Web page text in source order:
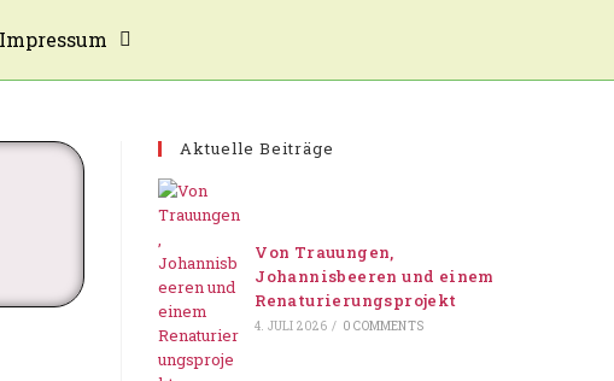
Impressum
Aktuelle Beiträge
Von Trauungen,
Johannisbeeren und einem
Renaturierungsprojekt
4. JULI 2026 / 0 COMMENTS